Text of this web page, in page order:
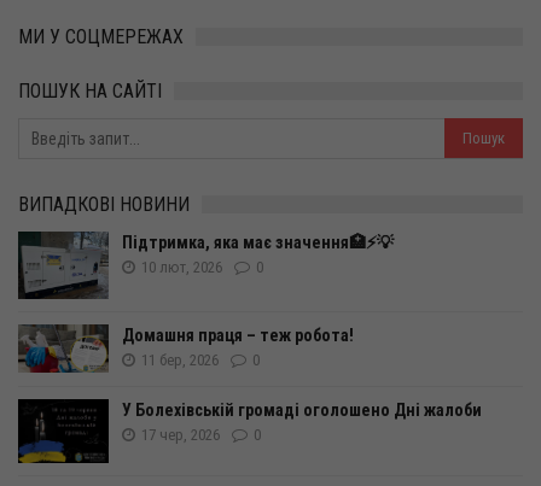
МИ У СОЦМЕРЕЖАХ
ПОШУК НА САЙТІ
ВИПАДКОВІ НОВИНИ
Підтримка, яка має значення🏥⚡️💡
10 лют, 2026 0
Домашня праця – теж робота!
11 бер, 2026 0
У Болехівській громаді оголошено Дні жалоби
17 чер, 2026 0